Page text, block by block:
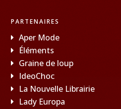
PARTENAIRES
Aper Mode
Éléments
Graine de loup
IdeoChoc
La Nouvelle Librairie
Lady Europa